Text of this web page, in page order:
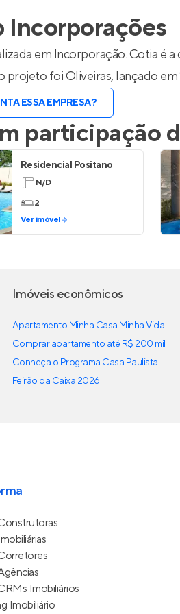
Incorporações
em Incorporação. Cotia é a
projeto foiOliveiras, lançado em
ESSA EMPRESA?
participação
Residencial Positano
N/D
2
Ver imóvel
Imóveis econômicos
Apartamento Minha Casa Minha Vida
Comprar apartamento até R$ 200 mil
Conheça o Programa Casa Paulista
Feirão da Caixa 2026
Imobiliários
Imobiliário